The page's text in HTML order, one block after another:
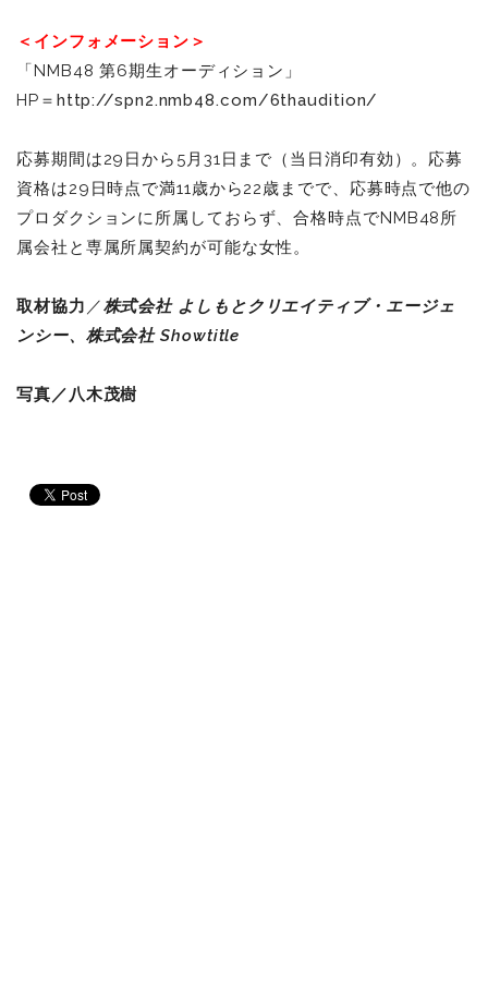
＜インフォメーション＞
「NMB48 第6期生オーディション」
HP＝ http://spn2.nmb48.com/6thaudition/
応募期間は29日から5月31日まで（当日消印有効）。応募
資格は29日時点で満11歳から22歳までで、応募時点で他の
プロダクションに所属しておらず、合格時点でNMB48所
属会社と専属所属契約が可能な女性。
取材協力 ／株式会社 よしもとクリエイティブ・エージェ
ンシー、 株式会社 Showtitle
写真／八木茂樹